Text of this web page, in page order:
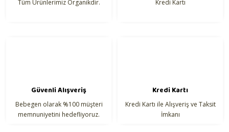
Ürün bilgilerinde hatalar bulunuyor.
Tüm Ürünlerimiz Organikdir. Kredi Kartı
Güvenli Alışveriş
Bebegen olarak %100 müşteri
memnuniyetini hedefliyoruz.
Kredi Kartı
Kredi Kartı ile Alışveriş ve Taksit
İmkanı